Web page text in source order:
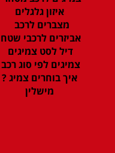
איזון גלגלים
מצברים לרכב
אביזרים לרכבי שטח
דיל לסט צמיגים
צמיגים לפי סוג רכב
איך בוחרים צמיג ?
מישלין